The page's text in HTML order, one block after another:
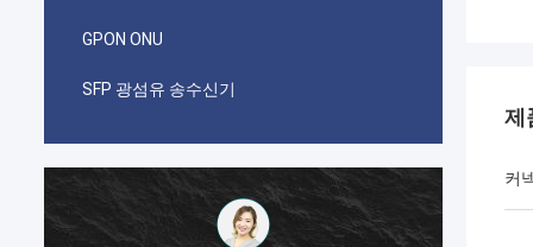
GPON ONU
SFP 광섬유 송수신기
제
커